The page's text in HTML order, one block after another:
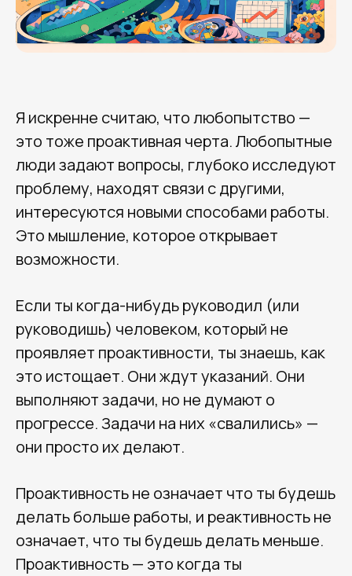
Я искренне считаю, что любопытство —
это тоже проактивная черта. Любопытные
люди задают вопросы, глубоко исследуют
проблему, находят связи с другими,
интересуются новыми способами работы.
Это мышление, которое открывает
возможности.
Если ты когда-нибудь руководил (или
руководишь) человеком, который не
проявляет проактивности, ты знаешь, как
это истощает. Они ждут указаний. Они
выполняют задачи, но не думают о
прогрессе. Задачи на них «свалились» —
они просто их делают.
Проактивность не означает что ты будешь
делать больше работы, и реактивность не
означает, что ты будешь делать меньше.
Проактивность — это когда ты